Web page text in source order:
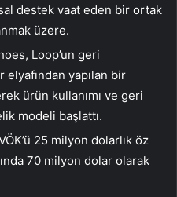
destek vaat eden bir ortak
üzere.
Loop’un geri
yapılan bir
ürün kullanımı ve geri
modeli başlattı.
25 milyon dolarlık öz
70 milyon dolar olarak